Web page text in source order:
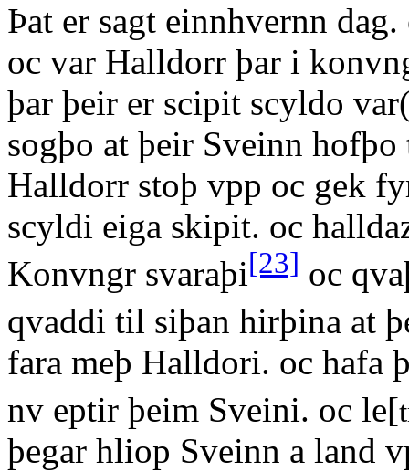
Þat er sagt einnhvernn
oc var Halldorr þar i
þar þeir er scipit scyldo
sogþo at þeir Sveinn
Halldorr stoþ vpp oc gek
scyldi eiga skipit. oc
Konvngr svaraþi[23] oc
qvaddi til siþan hirþina at
fara meþ Halldori. oc hafa
nv eptir þeim Sveini. oc le[
þegar hliop Sveinn a land